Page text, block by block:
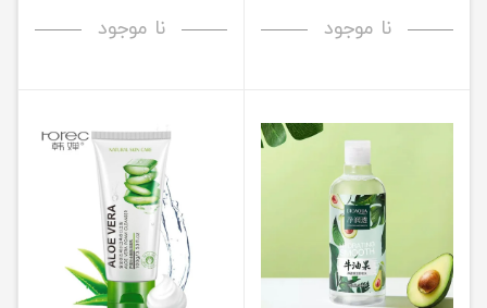
نا موجود نا موجود